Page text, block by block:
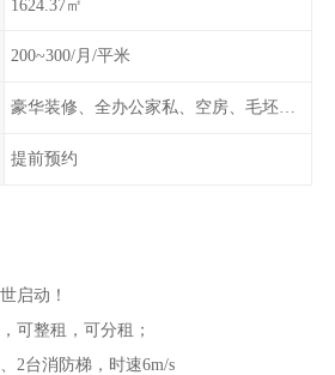
1624.37㎡
200~300/月/平米
豪华装修、全办公家私、空房、毛坯、任选
提前预约
启动！
可整租，可分租；
2台消防梯，时速6m/s